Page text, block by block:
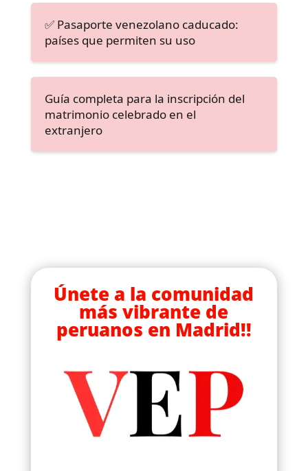
✅ Pasaporte venezolano caducado:
países que permiten su uso
Guía completa para la inscripción del
matrimonio celebrado en el
extranjero
Únete a la comunidad
más vibrante de
peruanos en Madrid!!